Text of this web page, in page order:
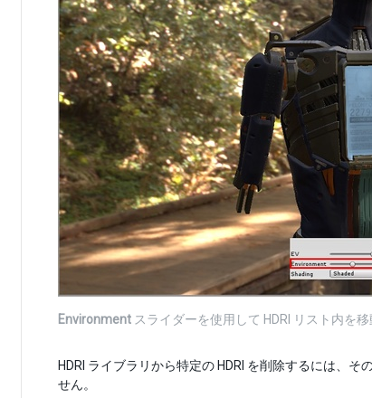
Environment スライダーを使用して HDRI リスト内を移
HDRI ライブラリから特定の HDRI を削除するには、そ
せん。